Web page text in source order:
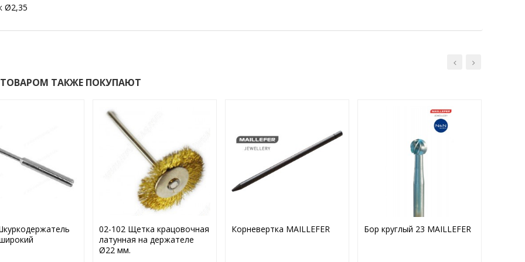
Ø2,35
ТАКЖЕ ПОКУПАЮТ
02-102 Щетка крацовочная
латунная на держателе
Ø22 мм.
Корневертка MAILLEFER Бор круглый 23 MAILLEFER